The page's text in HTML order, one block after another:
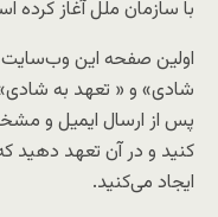
با سازمان ملل آغاز کرده
اولین صفحه این
شادی» و « تعهد به
پس از ارسال ایمیل و
ایجاد می‌کنید.